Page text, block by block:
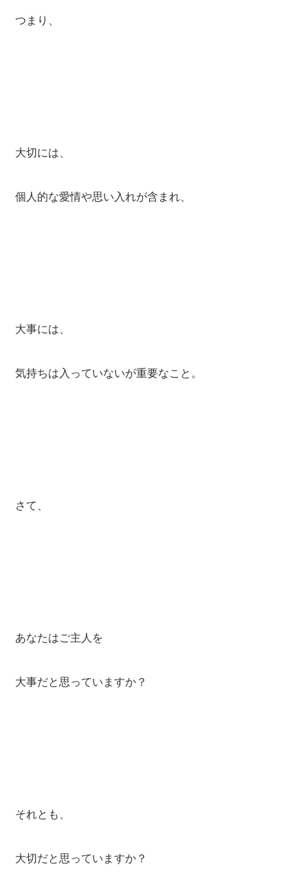
つまり、
大切には、
個人的な愛情や思い入れが含まれ、
大事には、
気持ちは入っていないが重要なこと。
さて、
あなたはご主人を
大事だと思っていますか？
それとも、
大切だと思っていますか？